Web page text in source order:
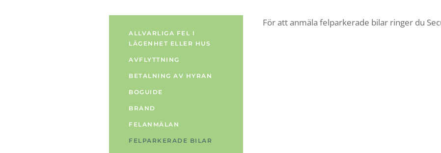
ALLVARLIGA FEL I
LÄGENHET ELLER HUS
AVFLYTTNING
BETALNING AV HYRAN
BOGUIDE
BRAND
FELANMÄLAN
FELPARKERADE BILAR
För att anmäla felparkerade bilar ringer du